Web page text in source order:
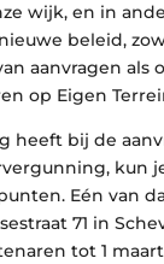
wijk, en in
beleid,
aanvragen als
op Eigen
heeft bij de
kun
Eén van
71 in
tot 1